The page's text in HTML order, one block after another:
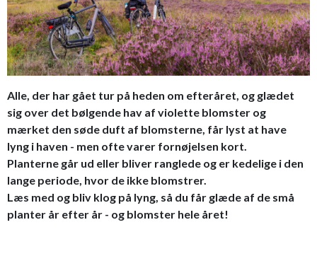
Alle, der har gået tur på heden om efteråret, og glædet
sig over det bølgende hav af violette blomster og
mærket den søde duft af blomsterne, får lyst at have
lyng i haven - men ofte varer fornøjelsen kort.
Planterne går ud eller bliver ranglede og er kedelige i den
lange periode, hvor de ikke blomstrer.
Læs med og bliv klog på lyng, så du får glæde af de små
planter år efter år - og blomster hele året!